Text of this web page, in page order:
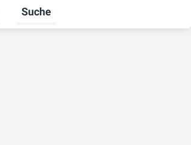
umschalten
Untermenü für Unternehmen
Suche